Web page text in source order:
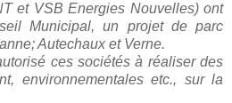
et VSB Energies Nouvelles) ont
Municipal, un projet de parc
Autechaux et Verne.
ces sociétés à réaliser des
environnementales etc., sur la